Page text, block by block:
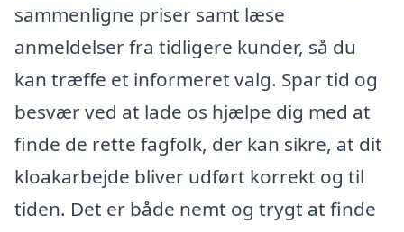
sammenligne priser samt læse
anmeldelser fra tidligere kunder, så du
kan træffe et informeret valg. Spar tid og
besvær ved at lade os hjælpe dig med at
finde de rette fagfolk, der kan sikre, at dit
kloakarbejde bliver udført korrekt og til
tiden. Det er både nemt og trygt at finde